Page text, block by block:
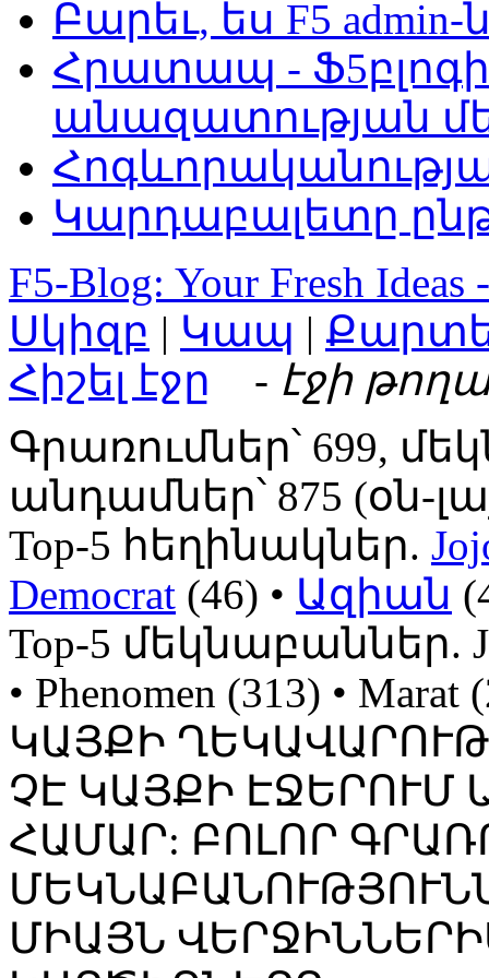
Բարեւ, ես F5 admin-
Հրատապ -
անազատության
Կարդաբալետը
F5-Blog: Your Fresh Ideas
Սկիզբ | Կապ |
Հիշել էջը
- էջի
Գրառումներ՝ 699,
անդամներ՝ 875 (օն-
Top-5 հեղինակներ.
Democrat (46) • Ազիան
Top-5 մեկնաբաններ.
• Phenomen (313) •
ԿԱՅՔԻ
ՉԷ ԿԱՅՔԻ
ՀԱՄԱՐ: ԲՈԼՈՐ
ՄԻԱՅՆ